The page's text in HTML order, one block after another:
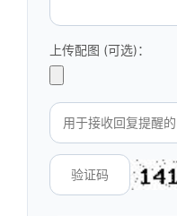
上传配图 (可选)：